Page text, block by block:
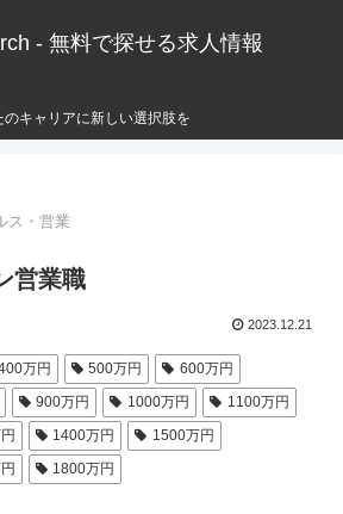
- 無料で探せる求人情報
のキャリアに新しい選択肢を
ス・営業
営業職
2023.12.21
万円 500万円
600万円
900万円 1000万円
1100万円
1400万円
1500万円
1800万円